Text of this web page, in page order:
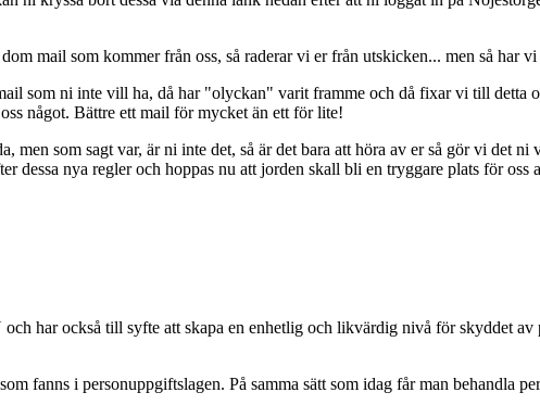
mail som kommer från oss, så raderar vi er från utskicken... men så har
som ni inte vill ha, då har "olyckan" varit framme och då fixar vi till detta
något. Bättre ett mail för mycket än ett för lite!
men som sagt var, är ni inte det, så är det bara att höra av er så gör vi
dessa nya regler och hoppas nu att jorden skall bli en tryggare plats för oss
har också till syfte att skapa en enhetlig och likvärdig nivå för skyddet
fanns i personuppgiftslagen. På samma sätt som idag får man behandla